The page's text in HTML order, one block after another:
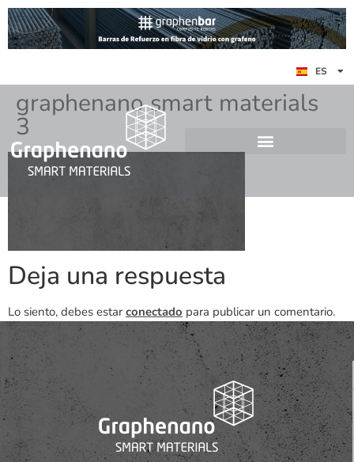
ES
EN
DE
graphenano smart materials
3
Deja una respuesta
Lo siento, debes estar conectado para publicar un comentario.